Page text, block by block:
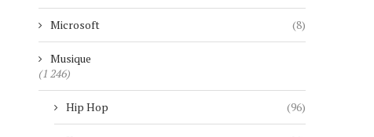
Microsoft (8)
Musique
(1 246)
Hip Hop (96)